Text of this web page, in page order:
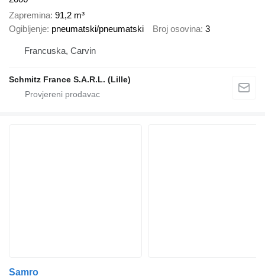
Zapremina 91,2 m³
Ogibljenje pneumatski/pneumatski Broj osovina 3
Francuska, Carvin
Schmitz France S.A.R.L. (Lille)
Samro